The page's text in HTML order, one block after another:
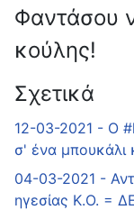
Φαντάσου
κούλης!
Σχετικά
12-03-2021 - Ο
σ' ένα μπουκάλι
04-03-2021 -
ηγεσίας Κ.Ο. =